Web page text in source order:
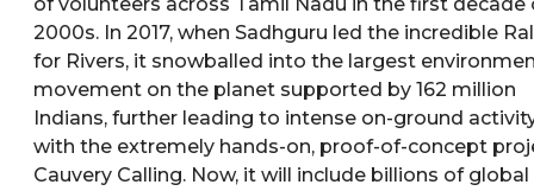
of volunteers across Tamil Nadu in the first decade
2000s. In 2017, when Sadhguru led the incredible
for Rivers, it snowballed into the largest
movement on the planet supported by 162 million
Indians, further leading to intense on-ground
with the extremely hands-on, proof-of-concept
Cauvery Calling. Now, it will include billions of global